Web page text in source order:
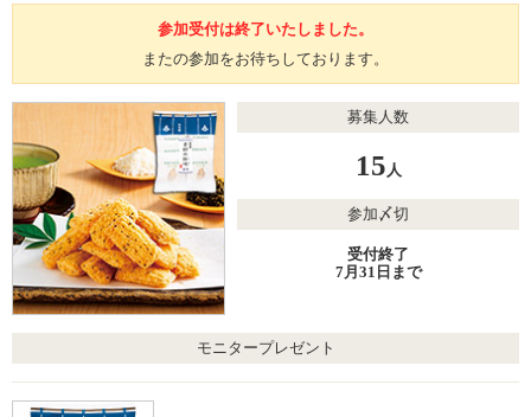
参加受付は終了いたしました。
またの参加をお待ちしております。
募集人数
15人
参加〆切
受付終了
7月31日まで
モニタープレゼント